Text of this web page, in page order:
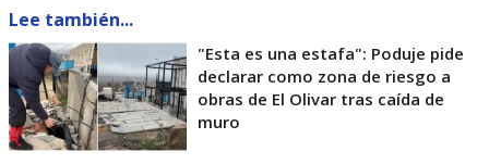
Lee también...
"Esta es una estafa": Poduje pide
declarar como zona de riesgo a
obras de El Olivar tras caída de
muro